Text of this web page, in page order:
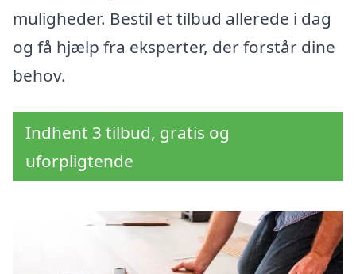
muligheder. Bestil et tilbud allerede i dag
og få hjælp fra eksperter, der forstår dine
behov.
Indhent 3 tilbud, gratis og
uforpligtende